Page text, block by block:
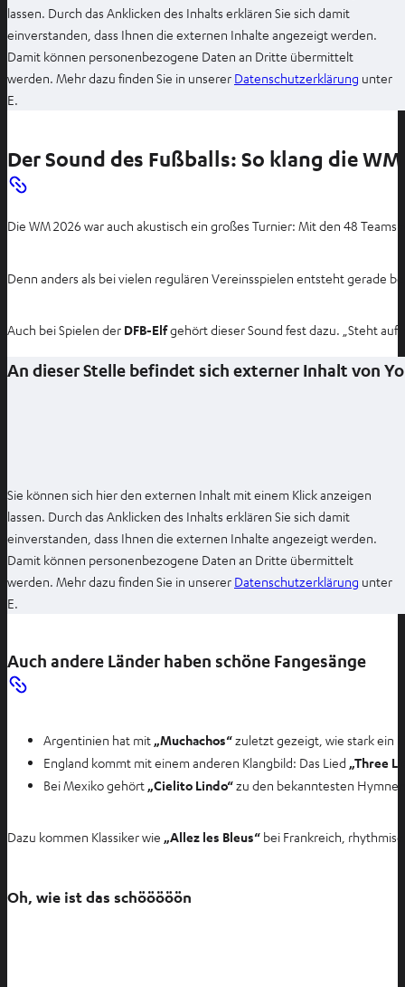
lassen. Durch das Anklicken des Inhalts erklären Sie sich damit
einverstanden, dass Ihnen die externen Inhalte angezeigt werden.
Damit können personenbezogene Daten an Dritte übermittelt
werden. Mehr dazu finden Sie in unserer Datenschutzerklärung
u
T
f
e
unter
E.
Der Sound des Fußballs: So klang die WM
Die WM 2026 war auch akustisch ein großes Turnier: Mit den 48 Teams
Denn anders als bei vielen regulären Vereinsspielen entsteht gerade
Auch bei Spielen der DFB-Elfgehört dieser Sound fest dazu. „Steht auf,
An dieser Stelle befindet sich externer Inhalt von
Sie können sich hier den externen Inhalt mit einem Klick anzeigen
lassen. Durch das Anklicken des Inhalts erklären Sie sich damit
einverstanden, dass Ihnen die externen Inhalte angezeigt werden.
Damit können personenbezogene Daten an Dritte übermittelt
werden. Mehr dazu finden Sie in unserer Datenschutzerklärung
u
f
unter
E.
Auch andere Länder haben schöne Fangesänge
Argentinien hat mit „Muchachos“zuletzt gezeigt, wie stark ein
England kommt mit einem anderen Klangbild: Das Lied „Three
Bei Mexiko gehört „Cielito Lindo“zu den bekanntesten
Dazu kommen Klassiker wie „Allez les Bleus“ bei Frankreich,
Oh, wie ist das schööööön